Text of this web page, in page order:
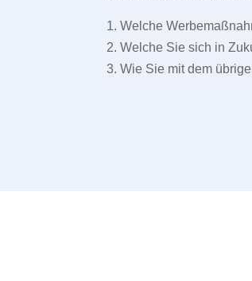
1. Welche
2. Welche Sie sich in
3. Wie Sie mit dem